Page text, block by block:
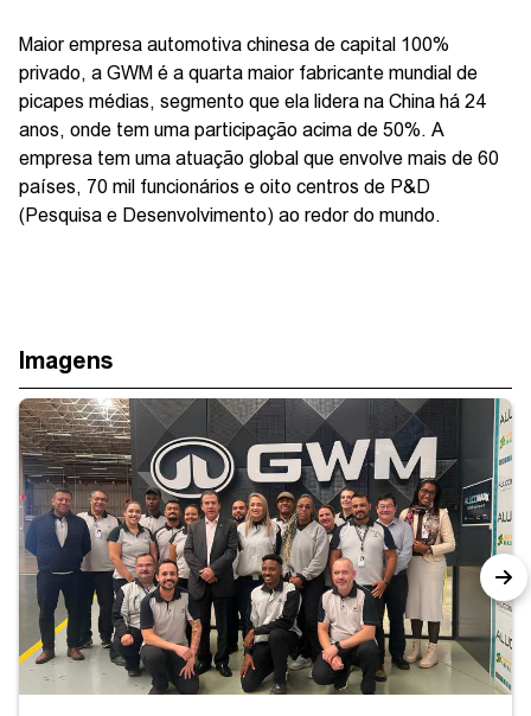
Maior empresa automotiva chinesa de capital 100%
privado, a GWM é a quarta maior fabricante mundial de
picapes médias, segmento que ela lidera na China há 24
anos, onde tem uma participação acima de 50%. A
empresa tem uma atuação global que envolve mais de 60
países, 70 mil funcionários e oito centros de P&D
(Pesquisa e Desenvolvimento) ao redor do mundo.
Imagens